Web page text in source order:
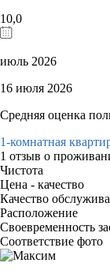
10,0
июль 2026
16 июля 2026
Средняя оценка
1-комнатная
1 отзыв о
Чистота
Цена - качество
Качество
Расположение
Своевременность
Соответствие фото